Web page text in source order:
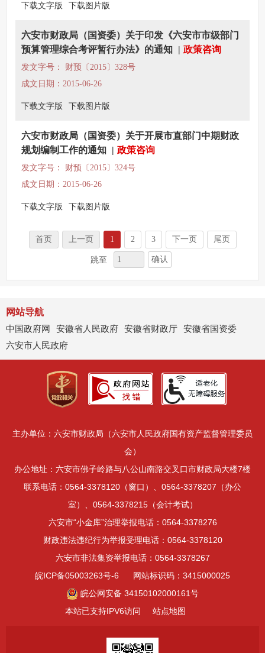
下载文字版 下载图片版
六安市财政局（国资委）关于印发《六安市市级部门
预算管理综合考评暂行办法》的通知 | 政策咨询
发文字号： 财预〔2015〕328号
成文日期：2015-06-26
下载文字版 下载图片版
六安市财政局（国资委）关于开展市直部门中期财政
规划编制工作的通知 | 政策咨询
发文字号： 财预〔2015〕324号
成文日期：2015-06-26
下载文字版 下载图片版
首页 上一页 1 2 3 下一页 尾页
跳至 确认
网站导航
中国政府网
安徽省人民政府 安徽省财政厅 安徽省国资委
六安市人民政府
主办单位：六安市财政局（六安市人民政府国有资产监督管理委员
会）
办公地址：六安市佛子岭路与八公山南路交叉口市财政局大楼7楼
联系电话：0564-3378120（窗口）、0564-3378207（办公
室）、0564-3378215（会计考试）
六安市“小金库”治理举报电话：0564-3378276
财政违法违纪行为举报受理电话：0564-3378120
六安市非法集资举报电话：0564-3378267
皖ICP备05003263号-6
网站标识码：3415000025
皖公网安备 34150102000161号
本站已支持IPV6访问
站点地图